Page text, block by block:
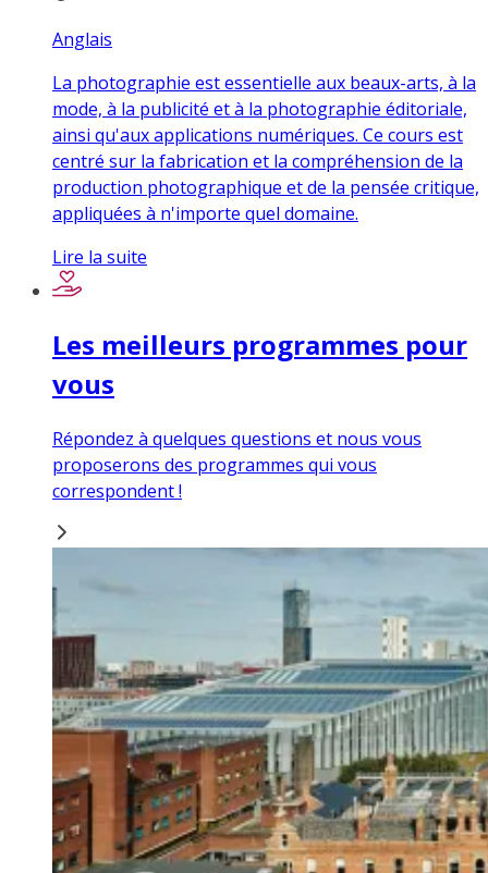
Anglais
La photographie est essentielle aux beaux-arts, à la
mode, à la publicité et à la photographie éditoriale,
ainsi qu'aux applications numériques. Ce cours est
centré sur la fabrication et la compréhension de la
production photographique et de la pensée critique,
appliquées à n'importe quel domaine.
Lire la suite
Les meilleurs programmes pour
vous
Répondez à quelques questions et nous vous
proposerons des programmes qui vous
correspondent !